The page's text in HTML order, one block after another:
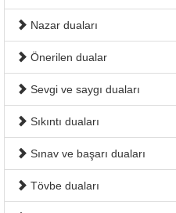
Nazar duaları
Önerilen dualar
Sevgi ve saygı duaları
Sıkıntı duaları
Sınav ve başarı duaları
Tövbe duaları